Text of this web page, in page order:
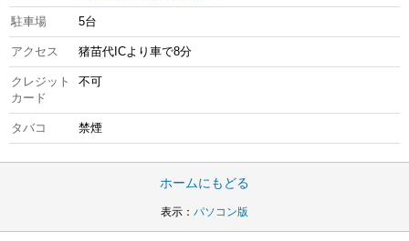
駐車場 5台
アクセス 猪苗代ICより車で8分
クレジット
カード
不可
タバコ 禁煙
ホームにもどる
表示： パソコン版